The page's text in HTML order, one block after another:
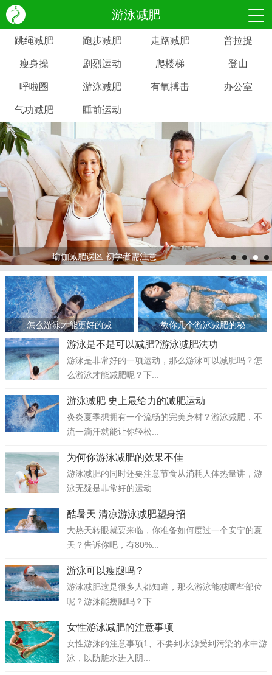
游泳减肥
跳绳减肥 跑步减肥 走路减肥 普拉提
瘦身操 剧烈运动 爬楼梯 登山
呼啦圈 游泳减肥 有氧搏击 办公室
气功减肥 睡前运动
瑜伽减肥误区 初学者需注意
>
怎么游泳才能更好的减
>
教你几个游泳减肥的秘
游泳是不是可以减肥?游泳减肥法功
游泳是非常好的一项运动，那么游泳可以减肥吗？怎
么游泳才能减肥呢？下...
游泳减肥 史上最给力的减肥运动
炎炎夏季想拥有一个流畅的完美身材？游泳减肥，不
流一滴汗就能让你轻松...
为何你游泳减肥的效果不佳
游泳减肥的同时还要注意节食从消耗人体热量讲，游
泳无疑是非常好的运动...
酷暑天 清凉游泳减肥塑身招
大热天转眼就要来临，你准备如何度过一个安宁的夏
天？告诉你吧，有80%...
游泳可以瘦腿吗？
游泳减肥这是很多人都知道，那么游泳能减哪些部位
呢？游泳能瘦腿吗？下...
女性游泳减肥的注意事项
女性游泳的注意事项1、不要到水源受到污染的水中游
泳，以防脏水进入阴...